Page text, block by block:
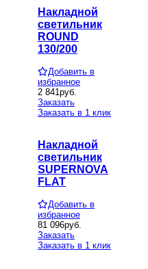
Накладной
светильник
ROUND
130/200
Добавить в
избранное
2 841руб.
Заказать
Заказать в 1 клик
Накладной
светильник
SUPERNOVA
FLAT
Добавить в
избранное
81 096руб.
Заказать
Заказать в 1 клик